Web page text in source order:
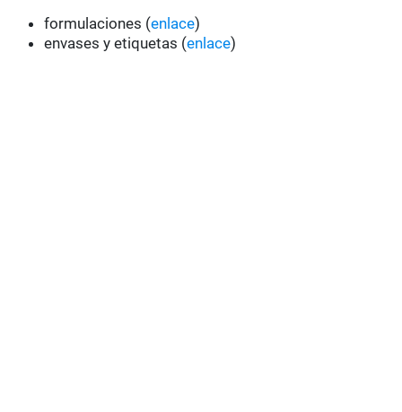
formulaciones (enlace)
envases y etiquetas (enlace)